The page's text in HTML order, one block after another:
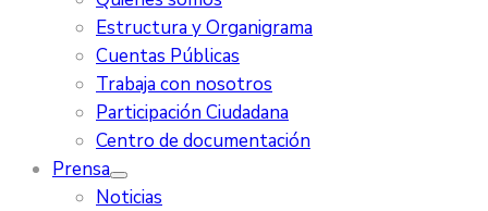
Estructura y Organigrama
Cuentas Públicas
Trabaja con nosotros
Participación Ciudadana
Centro de documentación
Prensa
Noticias